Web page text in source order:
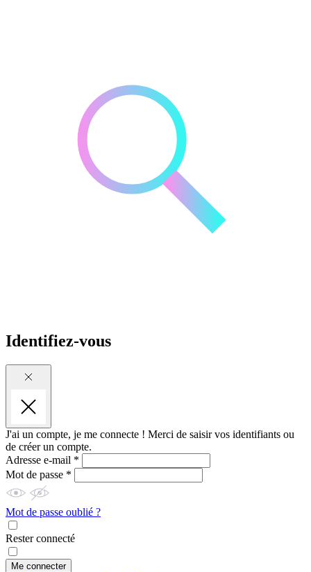
Identifiez-vous
J'ai un compte, je me connecte ! Merci de saisir vos identifiants ou
de créer un compte.
Adresse e-mail *
Mot de passe *
Mot de passe oublié ?
Rester connecté
Me connecter